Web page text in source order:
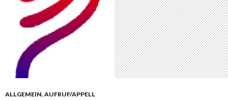
ALLGEMEIN, AUFRUF/APPELL